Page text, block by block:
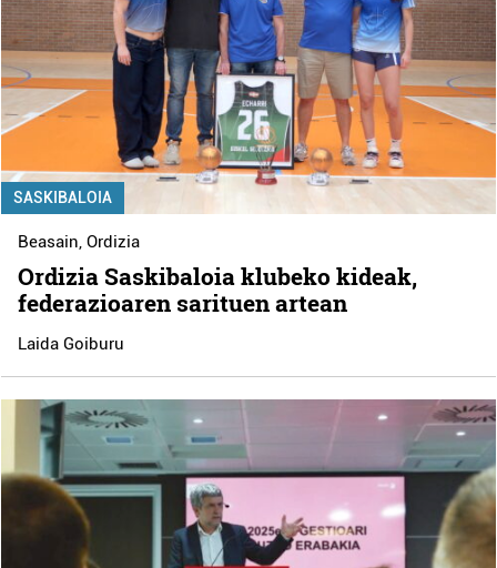
SASKIBALOIA
Beasain,Ordizia
Ordizia Saskibaloia klubeko kideak,
federazioaren sarituen artean
Laida Goiburu